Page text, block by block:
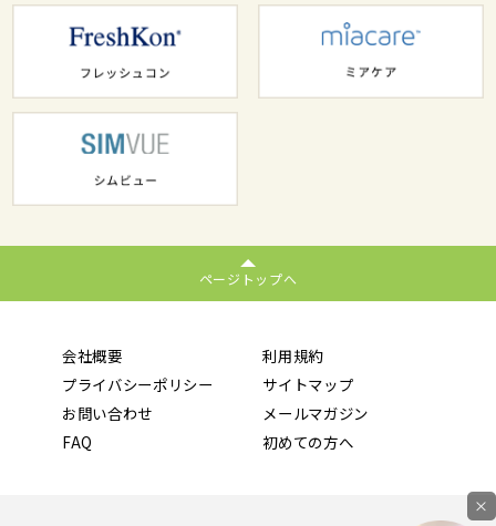
ページトップへ
会社概要
利用規約
プライバシーポリシー
サイトマップ
お問い合わせ
メールマガジン
FAQ
初めての方へ
×